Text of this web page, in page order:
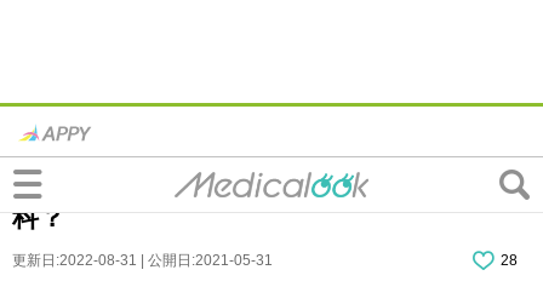
女性に多い？｜急にトイレが近くなった！
頻尿を起こす２つの病気。病院は頻尿器
科？
更新日:2022-08-31 | 公開日:2021-05-31 28